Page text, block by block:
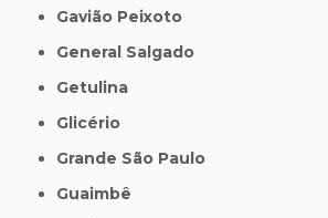
Gavião Peixoto
General Salgado
Getulina
Glicério
Grande São Paulo
Guaimbê